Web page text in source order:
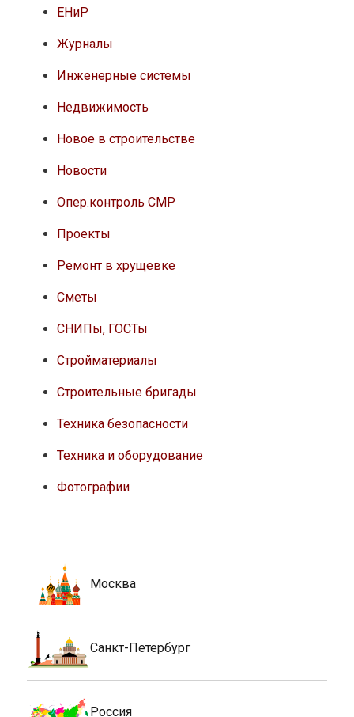
ЕНиР
Журналы
Инженерные системы
Недвижимость
Новое в строительстве
Новости
Опер.контроль СМР
Проекты
Ремонт в хрущевке
Сметы
СНИПы, ГОСТы
Стройматериалы
Строительные бригады
Техника безопасности
Техника и оборудование
Фотографии
Москва
Санкт-Петербург
Россия